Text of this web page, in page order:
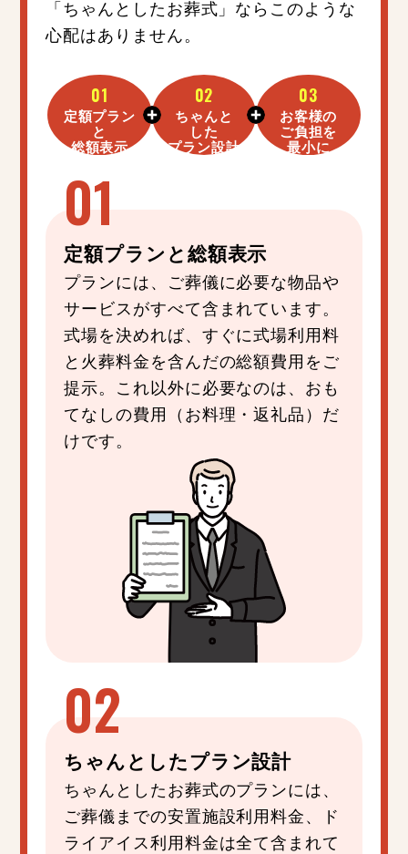
「ちゃんとしたお葬式」ならこのような
心配はありません。
01
定額プラン
と
総額表示
02
ちゃんと
した
プラン設計
03
お客様の
ご負担を
最小に
定額プラン と総額表示
プランには、ご葬儀に必要な物品や
サービスがすべて含まれています。
式場を決めれば、すぐに式場利用料
と火葬料金を含んだの総額費用をご
提示。これ以外に必要なのは、おも
てなしの費用（お料理・返礼品）だ
けです。
ちゃんと したプラン設計
ちゃんとしたお葬式のプランには、
ご葬儀までの安置施設利用料金、ド
ライアイス利用料金は全て含まれて